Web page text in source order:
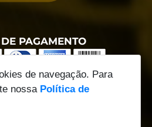
de navegação. Para
nossa Política de
DE PAGAMENTO